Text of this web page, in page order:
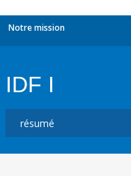
Notre mission
IDF I